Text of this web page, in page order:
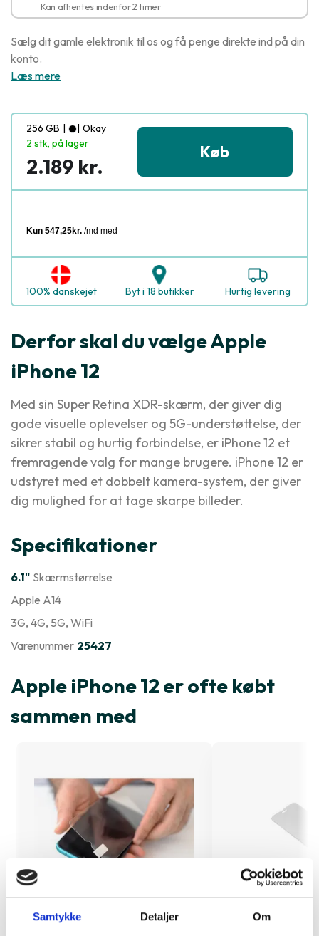
Samtykke Detaljer Om
Kan afhentes indenfor 2 timer
Sælg dit gamle elektronik til os og få penge direkte ind på din
konto.
Læs mere
256 GB | | Okay
2 stk, på lager
2.189 kr.
Køb
100% danskejet Byt i 18 butikker Hurtig levering
Derfor skal du vælge Apple
iPhone 12
Med sin Super Retina XDR-skærm, der giver dig
gode visuelle oplevelser og 5G-understøttelse, der
sikrer stabil og hurtig forbindelse, er iPhone 12 et
fremragende valg for mange brugere. iPhone 12 er
udstyret med et dobbelt kamera-system, der giver
dig mulighed for at tage skarpe billeder.
Specifikationer
6.1" Skærmstørrelse
Apple A14
3G, 4G, 5G, WiFi
Varenummer 25427
Apple iPhone 12 er ofte købt
sammen med